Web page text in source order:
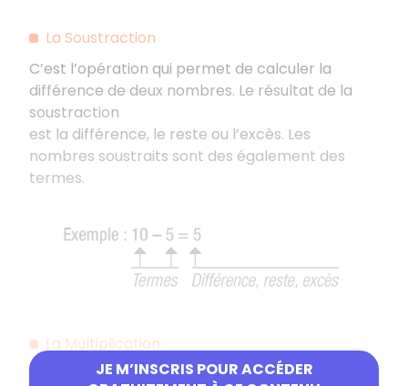
JE M’INSCRIS POUR ACCÉDER
La Soustraction
C’est l’opération qui permet de calculer la
différence de deux nombres. Le résultat de la
soustraction
est la différence, le reste ou l’excès. Les
nombres soustraits sont des également des
termes.
La Multiplication
C’est l’opération qui permet d’obtenir le résultat